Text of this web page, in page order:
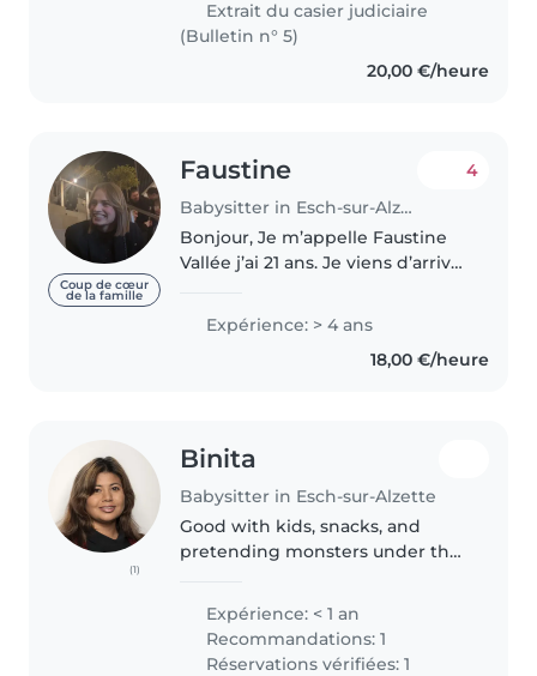
sur-Alzette n'existe..
Extrait du casier judiciaire
(Bulletin n° 5)
20,00 €/heure
Coup de cœur
de la famille
Faustine
Babysitter in Esch-sur-Alzette
4
Bonjour, Je m’appelle Faustine
Vallée j’ai 21 ans. Je viens d’arriver
master 1 de psychologie je n’ai
donc pour l’instant pas ma
voiture sur place mais..
Expérience: > 4 ans
18,00 €/heure
(1)
Binita
Babysitter in Esch-sur-Alzette
Good with kids, snacks, and
pretending monsters under the
Expérience: < 1 an
Recommandations: 1
Réservations vérifiées: 1